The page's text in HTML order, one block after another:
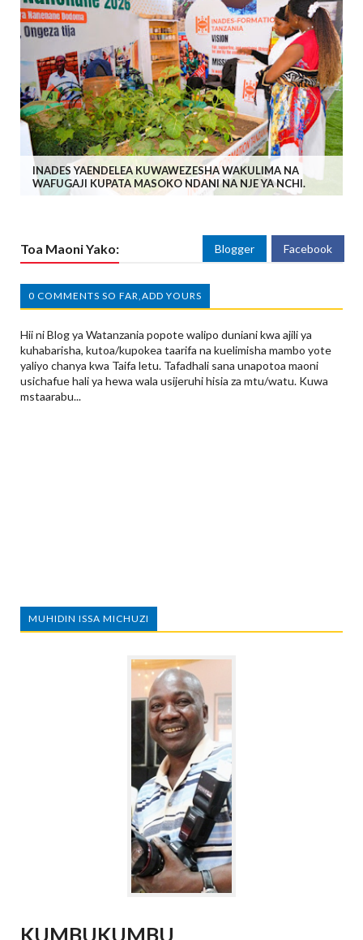
INADES YAENDELEA KUWAWEZESHA WAKULIMA NA
WAFUGAJI KUPATA MASOKO NDANI NA NJE YA NCHI.
Toa Maoni Yako: Blogger Facebook
0 COMMENTS SO FAR,ADD YOURS
Hii ni Blog ya Watanzania popote walipo duniani kwa ajili ya
kuhabarisha, kutoa/kupokea taarifa na kuelimisha mambo yote
yaliyo chanya kwa Taifa letu. Tafadhali sana unapotoa maoni
usichafue hali ya hewa wala usijeruhi hisia za mtu/watu. Kuwa
mstaarabu...
MUHIDIN ISSA MICHUZI
KUMBUKUMBU